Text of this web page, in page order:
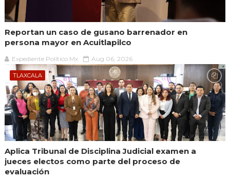
Reportan un caso de gusano barrenador en
persona mayor en Acuitlapilco
Expediente Político.Mx Aug 06, 2026
TLAXCALA
Aplica Tribunal de Disciplina Judicial examen a
jueces electos como parte del proceso de
evaluación